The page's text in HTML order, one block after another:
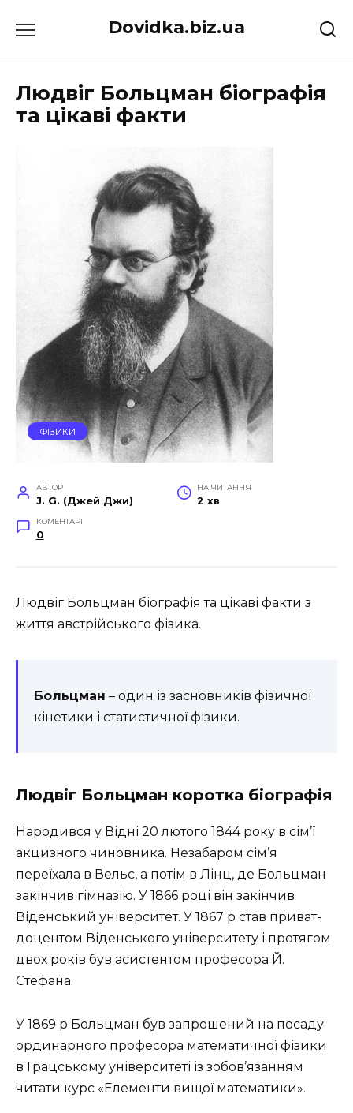
до
Dovidka.biz.ua
Людвіг Больцман біографія
та цікаві факти
ФІЗИКИ
АВТОР
J. G. (Джей Джи)
НА ЧИТАННЯ
2 хв
КОМЕНТАРІ
0
Людвіг Больцман біографія та цікаві факти з
життя австрійського фізика.
Больцман – один із засновників фізичної
кінетики і статистичної фізики.
Людвіг Больцман коротка біографія
Народився у Відні 20 лютого 1844 року в сім’ї
акцизного чиновника. Незабаром сім’я
переїхала в Вельс, а потім в Лінц, де Больцман
закінчив гімназію. У 1866 році він закінчив
Віденський університет. У 1867 р став приват-
доцентом Віденського університету і протягом
двох років був асистентом професора Й.
Стефана.
У 1869 р Больцман був запрошений на посаду
ординарного професора математичної фізики
в Грацському університеті із зобов’язанням
читати курс «Елементи вищої математики».